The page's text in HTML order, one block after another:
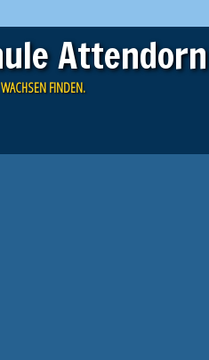
Attendorn
FINDEN.